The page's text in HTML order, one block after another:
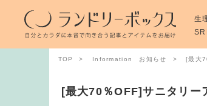
TOP Information お知らせ [最大
[最大70％OFF]サニタリー
生